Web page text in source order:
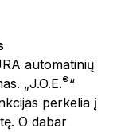
automatinių
„J.O.E.®“
perkelia į
O dabar